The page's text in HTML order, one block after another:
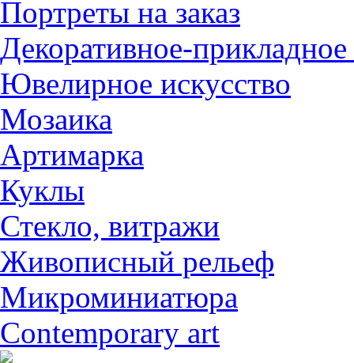
Портреты на заказ
Декоративное-прикладное
Ювелирное искусство
Мозаика
Артимарка
Куклы
Стекло, витражи
Живописный рельеф
Микроминиатюра
Contemporary art